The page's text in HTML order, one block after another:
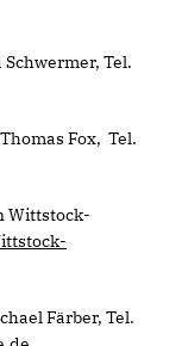
Tel.
Fox, Tel.
Wittstock-
Färber, Tel.